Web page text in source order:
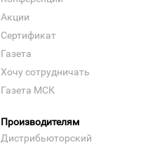
Акции
Сертификат
Газета
Хочу сотрудничать
Газета МСК
Производителям
Дистрибьюторский